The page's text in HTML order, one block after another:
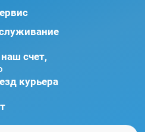
счет,
курьера